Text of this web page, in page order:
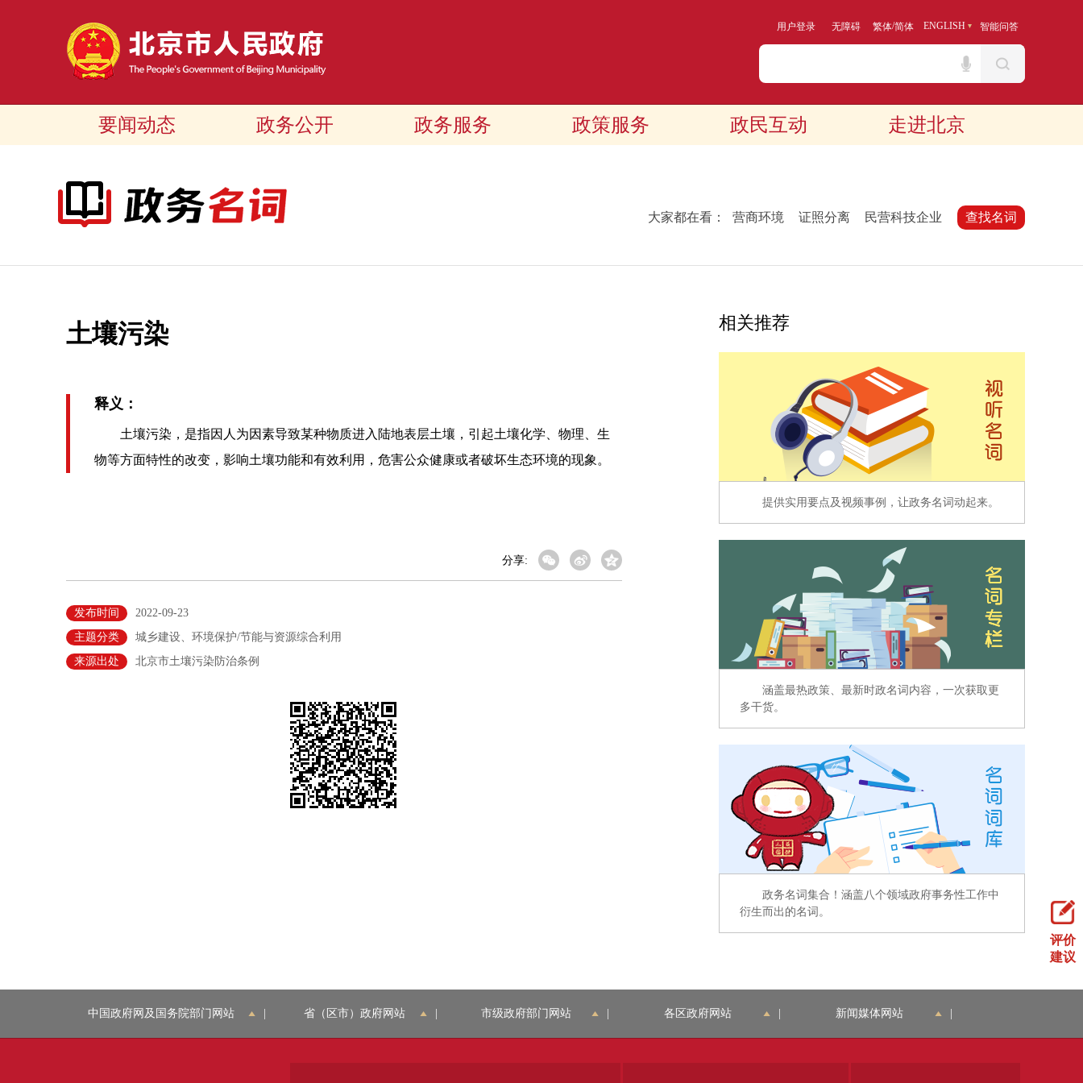
用户登录 无障碍 繁体/简体 ENGLISH 智能问答
要闻动态 政务公开 政务服务 政策服务 政民互动 走进北京
大家都在看： 营商环境 证照分离 民营科技企业 查找名词
土壤污染
释义：
土壤污染，是指因人为因素导致某种物质进入陆地表层土壤，引起土壤化学、物理、生
物等方面特性的改变，影响土壤功能和有效利用，危害公众健康或者破坏生态环境的现象。
分享:
发布时间
2022-09-23
主题分类
城乡建设、环境保护/节能与资源综合利用
来源出处
北京市土壤污染防治条例
相关推荐
提供实用要点及视频事例，让政务名词动起来。
涵盖最热政策、最新时政名词内容，一次获取更
多干货。
政务名词集合！涵盖八个领域政府事务性工作中
衍生而出的名词。
评价
建议
中国政府网及国务院部门网站 省（区市）政府网站 市级政府部门网站 各区政府网站 新闻媒体网站